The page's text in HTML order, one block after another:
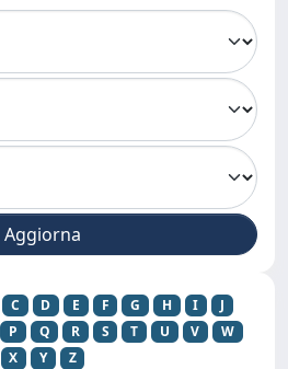
C D E F G H I
J
P Q R S T U V
W
X
Y Z